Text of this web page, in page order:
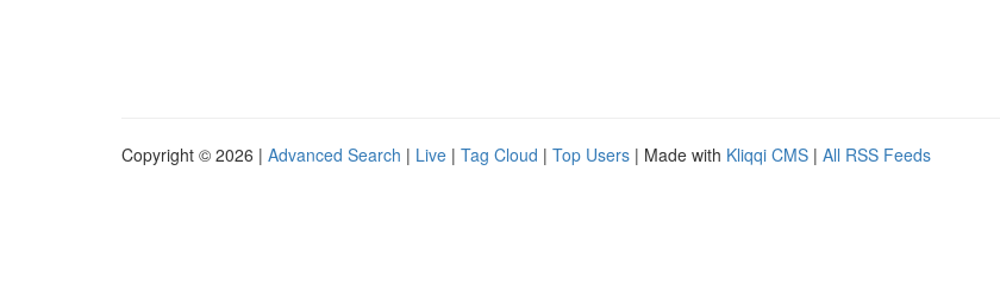
Copyright © 2026 | Advanced Search | Live | Tag Cloud | Top Users | Made with Kliqqi CMS | All RSS Feeds